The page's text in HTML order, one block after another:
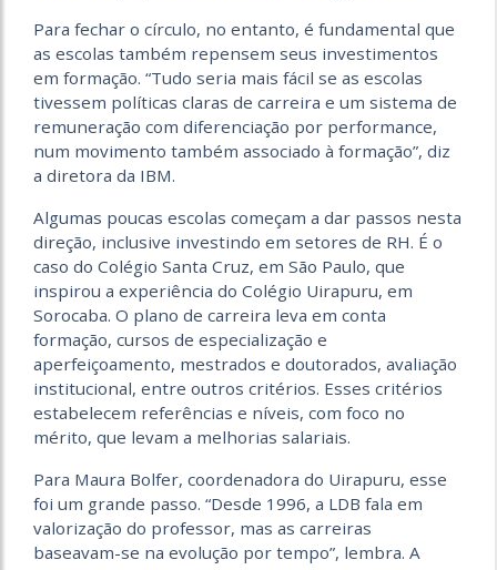
Para fechar o círculo, no entanto, é fundamental que
as escolas também repensem seus investimentos
em formação. “Tudo seria mais fácil se as escolas
tivessem políticas claras de carreira e um sistema de
remuneração com diferenciação por performance,
num movimento também associado à formação”, diz
a diretora da IBM.
Algumas poucas escolas começam a dar passos nesta
direção, inclusive investindo em setores de RH. É o
caso do Colégio Santa Cruz, em São Paulo, que
inspirou a experiência do Colégio Uirapuru, em
Sorocaba. O plano de carreira leva em conta
formação, cursos de especialização e
aperfeiçoamento, mestrados e doutorados, avaliação
institucional, entre outros critérios. Esses critérios
estabelecem referências e níveis, com foco no
mérito, que levam a melhorias salariais.
Para Maura Bolfer, coordenadora do Uirapuru, esse
foi um grande passo. “Desde 1996, a LDB fala em
valorização do professor, mas as carreiras
baseavam-se na evolução por tempo”, lembra. A